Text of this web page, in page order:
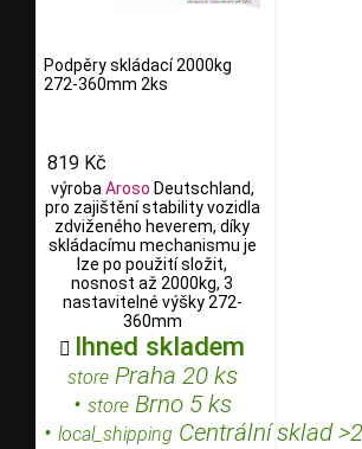
Podpěry skládací 2000kg
272-360mm 2ks
819 Kč
výroba Aroso Deutschland,
pro zajištění stability vozidla
zdviženého heverem, díky
skládacímu mechanismu je
lze po použití složit,
nosnost až 2000kg, 3
nastavitelné výšky 272-
360mm
 Ihned skladem
storePraha 20 ks
• storeBrno 5 ks
• local_shipping Centrální sklad